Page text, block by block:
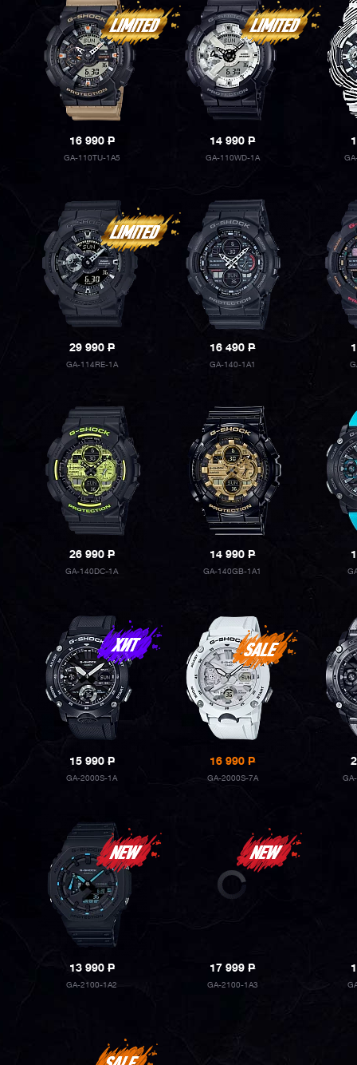
16 990P
GA-110TU-1A5
14 990P
GA-110WD-1A
29 990P
GA-114RE-1A
16 490P
GA-140-1A1
26 990P
GA-140DC-1A
14 990P
GA-140GB-1A1
15 990P
GA-2000S-1A
16 990P
GA-2000S-7A
13 990P
GA-2100-1A2
17 999P
GA-2100-1A3